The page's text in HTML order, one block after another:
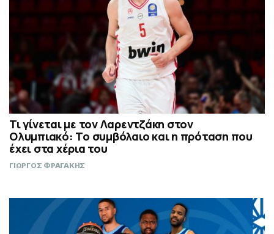
Τι γίνεται με τον Λαρεντζάκη στον
Ολυμπιακό: Το συμβόλαιο και η πρόταση που
έχει στα χέρια του
ΓΙΩΡΓΟΣ ΦΡΑΓΑΚΗΣ